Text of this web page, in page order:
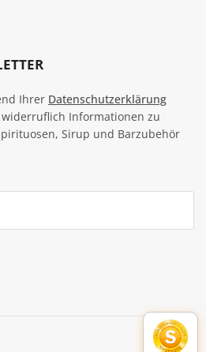
Ihrer Datenschutzerklärung
Informationen zu
Sirup und Barzubehör